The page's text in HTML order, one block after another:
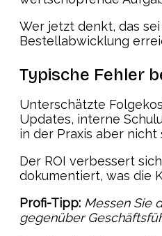
Wer jetzt denkt, das
Bestellabwicklung
Typische Fehler
Unterschätzte
Updates, interne
in der Praxis aber nicht
Der ROI verbessert
dokumentiert, was die
Profi-Tipp: Messen Sie
gegenüber